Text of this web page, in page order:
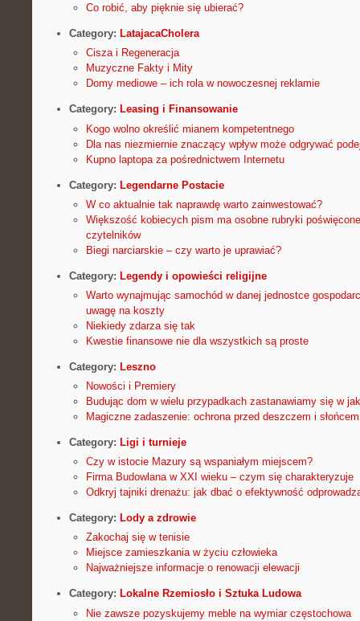
Co robić, aby pięknie się ubierać?
Category: LatajacaCholera
Cisza i Regeneracja
Muzyczne Fakty i Mity
Domy mediowe – ich rola w nowoczesnej reklamie
Category: Leasing i Finansowanie
Kogo wolno określić mianem kompetentnego
Dla nas niezmiernie znaczący wpływ może odgrywać
Kupno laptopa za pośrednictwem Internetu
Category: Legendarne Postacie
W co aktualnie tak naprawdę warto zainwestować?
Większość kobiecych pism ma osobne rubryki
czytelników
Biegi narciarskie – czy warto je uprawiać?
Category: Legendy i opowieści religijne
Warto wynajmując samochód w danej jednostce
uwagę na koszty
Niekiedy zdarza się tak
Kwestie finansowe nie dla wszystkich są proste
Category: Leszno
Nowości i Premiery
Budując dom w wielu przypadkach zastanawiamy się w
Magiczne zadaszenie: ochrona przed deszczem i słońcem
Category: Ligi i turnieje
Czy w istocie Mazury są wspaniałym miejscem?
Firma Budowlana w XXI wieku – czym się charakteryzuje
Odkryj tajniki drenażu: jak dbać o efektywność
Category: Lody a zdrowie
Zakochaj się w tenisie
Miejsce zamieszkania w życiu człowieka
Najważniejsze informacje o renowacji elewacji
Category: Lokalne Rzemiosło i Sztuka Ludowa
Nie zawsze pozyskujemy meble na wymiar częstochowa